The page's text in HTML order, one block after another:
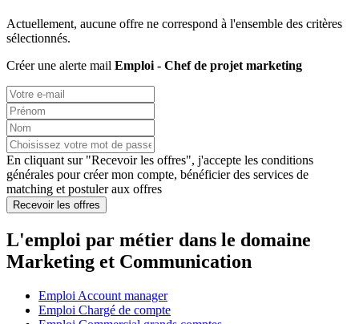
Actuellement, aucune offre ne correspond à l'ensemble des critères
sélectionnés.
Créer une alerte mail Emploi - Chef de projet marketing
En cliquant sur "Recevoir les offres", j'accepte les conditions
générales pour créer mon compte, bénéficier des services de
matching et postuler aux offres
Recevoir les offres
L'emploi par métier dans le domaine
Marketing et Communication
Emploi Account manager
Emploi Chargé de compte